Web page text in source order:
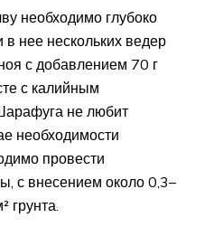
необходимо глубоко
в нее нескольких ведер
с добавлением 70 г
с калийным
не любит
необходимости
провести
с внесением около 0,3–
грунта.